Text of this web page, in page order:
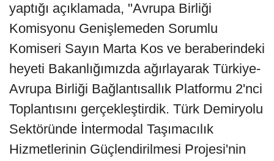
yaptığı açıklamada, "Avrupa Birliği
Komisyonu Genişlemeden Sorumlu
Komiseri Sayın Marta Kos ve beraberindeki
heyeti Bakanlığımızda ağırlayarak Türkiye-
Avrupa Birliği Bağlantısallık Platformu 2'nci
Toplantısını gerçekleştirdik. Türk Demiryolu
Sektöründe İntermodal Taşımacılık
Hizmetlerinin Güçlendirilmesi Projesi'nin